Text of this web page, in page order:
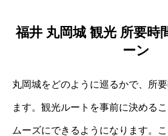
福井 丸岡城 観光 所要時
ーン
丸岡城をどのように巡るかで、所
ます。観光ルートを事前に決める
ムーズにできるようになります。